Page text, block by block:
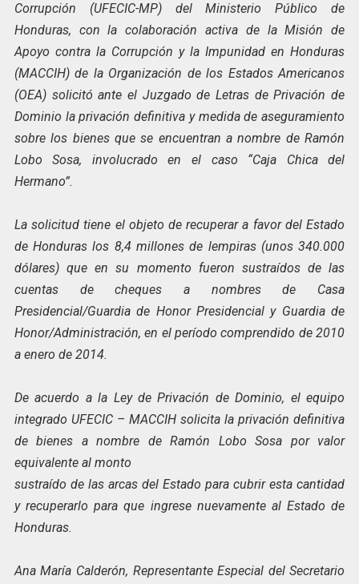
Corrupción (UFECIC-MP) del Ministerio Público de
Honduras, con la colaboración activa de la Misión de
Apoyo contra la Corrupción y la Impunidad en Honduras
(MACCIH) de la Organización de los Estados Americanos
(OEA) solicitó ante el Juzgado de Letras de Privación de
Dominio la privación definitiva y medida de aseguramiento
sobre los bienes que se encuentran a nombre de Ramón
Lobo Sosa, involucrado en el caso “Caja Chica del
Hermano”.
La solicitud tiene el objeto de recuperar a favor del Estado
de Honduras los 8,4 millones de lempiras (unos 340.000
dólares) que en su momento fueron sustraídos de las
cuentas de cheques a nombres de Casa
Presidencial/Guardia de Honor Presidencial y Guardia de
Honor/Administración, en el período comprendido de 2010
a enero de 2014.
De acuerdo a la Ley de Privación de Dominio, el equipo
integrado UFECIC – MACCIH solicita la privación definitiva
de bienes a nombre de Ramón Lobo Sosa por valor
equivalente al monto
sustraído de las arcas del Estado para cubrir esta cantidad
y recuperarlo para que ingrese nuevamente al Estado de
Honduras.
Ana María Calderón, Representante Especial del Secretario